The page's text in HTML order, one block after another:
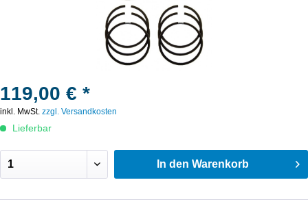
119,00 € *
inkl. MwSt. zzgl. Versandkosten
Lieferbar
In den Warenkorb